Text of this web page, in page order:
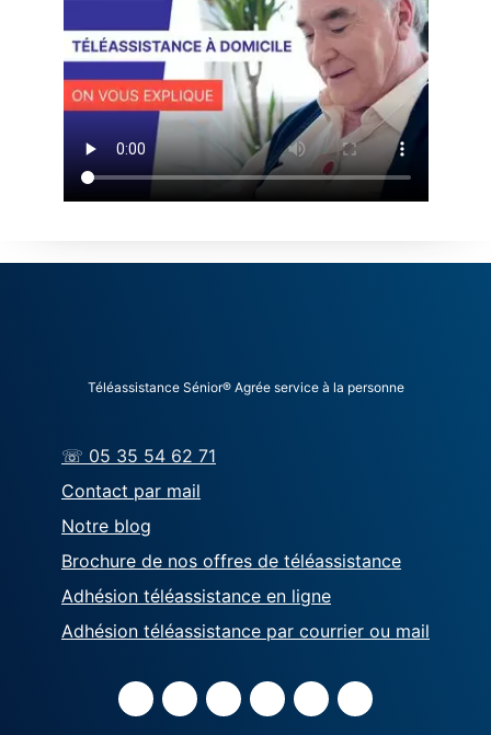
Téléassistance Sénior® Agrée service à la personne
☏ 05 35 54 62 71
Contact par mail
Notre blog
Brochure de nos offres de téléassistance
Adhésion téléassistance en ligne
Adhésion téléassistance par courrier ou mail